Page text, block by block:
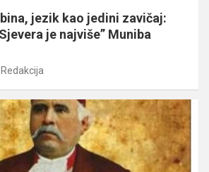
jezik kao jedini zavičaj:
je najviše” Muniba
Redakcija